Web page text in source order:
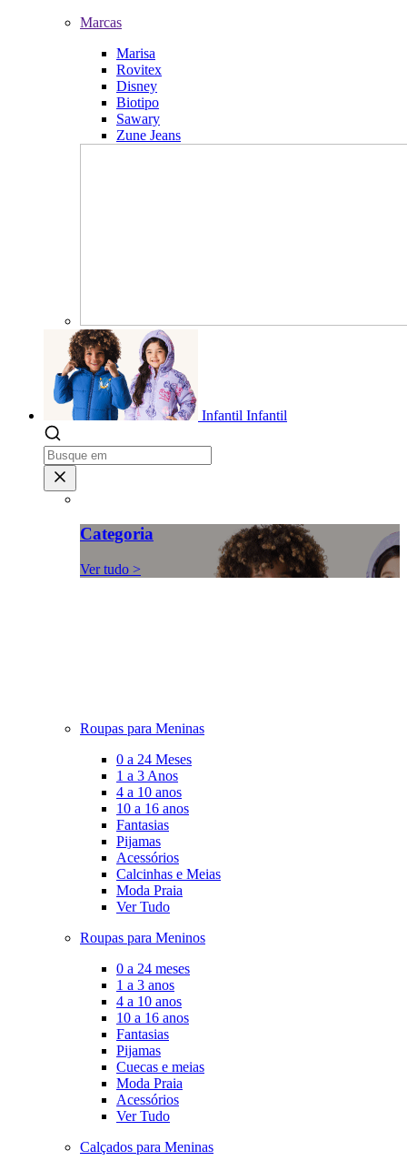
Marcas
Marisa
Rovitex
Disney
Biotipo
Sawary
Zune Jeans
Infantil Infantil
Categoria
Ver tudo >
Roupas para Meninas
0 a 24 Meses
1 a 3 Anos
4 a 10 anos
10 a 16 anos
Fantasias
Pijamas
Acessórios
Calcinhas e Meias
Moda Praia
Ver Tudo
Roupas para Meninos
0 a 24 meses
1 a 3 anos
4 a 10 anos
10 a 16 anos
Fantasias
Pijamas
Cuecas e meias
Moda Praia
Acessórios
Ver Tudo
Calçados para Meninas